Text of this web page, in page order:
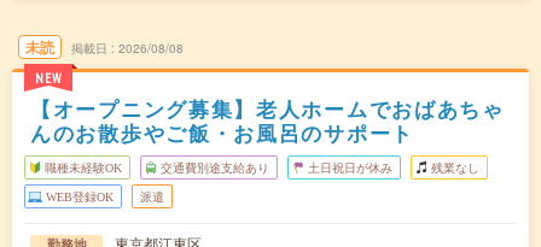
未読
NEW
掲載日 2026/08/08
【オープニング募集】老人ホームでおばあちゃ
んのお散歩やご飯・お風呂のサポート
職種未経験OK 交通費別途支給あり 土日祝日が休み 残業なし
WEB登録OK 派遣
東京都江東区